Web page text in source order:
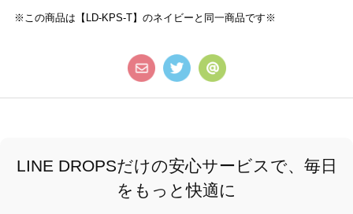
※この商品は【 LD-KPS-T】のネイビーと同一商品です※
LINE DROPSだけの安心サービスで、毎日
をもっと快適に